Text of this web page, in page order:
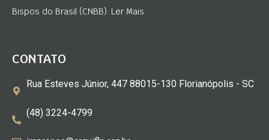
Bispos do Brasil (CNBB). Ler Mais
CONTATO
Rua Esteves Júnior, 447 88015-130 Florianópolis - SC
(48) 3224-4799